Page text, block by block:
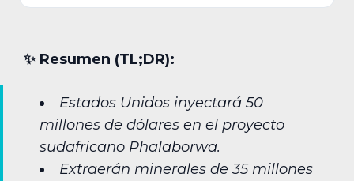
✨︎ Resumen (TL;DR):
Estados Unidos inyectará 50
millones de dólares en el proyecto
sudafricano Phalaborwa.
Extraerán minerales de 35 millones